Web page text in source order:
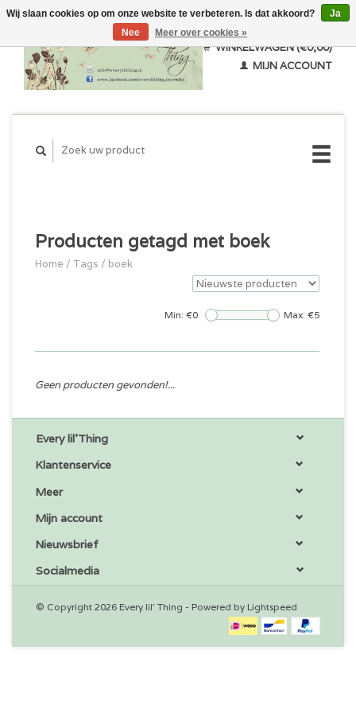
WINKELWAGEN (€0,00)
MIJN ACCOUNT
Producten getagd met boek
Home / Tags / boek
Min: €0 Max: €5
Geen producten gevonden!...
Every lil'Thing
Klantenservice
Meer
Mijn account
Nieuwsbrief
Socialmedia
© Copyright 2026 Every lil' Thing - Powered by Lightspeed
Wij slaan cookies op om onze website te verbeteren. Is dat akkoord?
Ja
Nee
Meer over cookies »